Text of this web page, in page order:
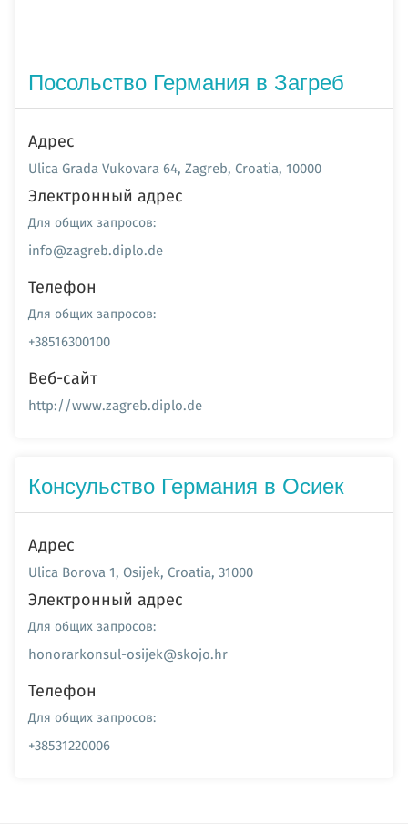
Посольство Германия в Загреб
Адрес
Ulica Grada Vukovara 64, Zagreb, Croatia, 10000
Электронный адрес
Для общих запросов:
info@zagreb.diplo.de
Телефон
Для общих запросов:
+38516300100
Веб-сайт
http://www.zagreb.diplo.de
Консульство Германия в Осиек
Адрес
Ulica Borova 1, Osijek, Croatia, 31000
Электронный адрес
Для общих запросов:
honorarkonsul-osijek@skojo.hr
Телефон
Для общих запросов:
+38531220006